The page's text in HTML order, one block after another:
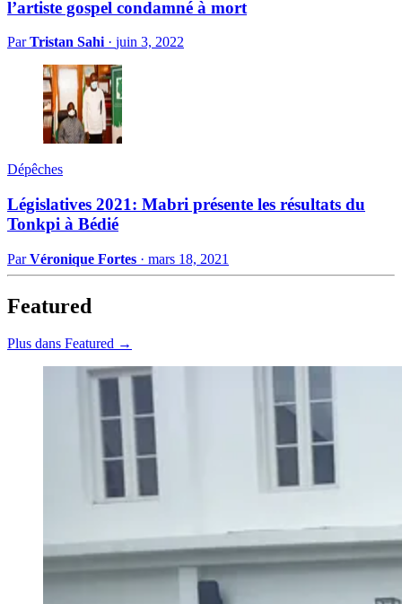
l’artiste gospel condamné à mort
ParTristan Sahi · juin 3, 2022
Dépêches
Législatives 2021: Mabri présente les résultats du
Tonkpi à Bédié
ParVéronique Fortes · mars 18, 2021
Featured
Plus dans Featured →